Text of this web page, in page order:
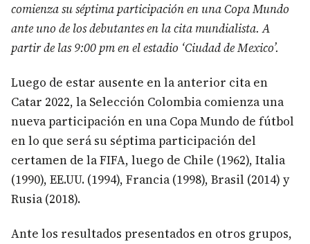
comienza su séptima participación en una Copa Mundo
ante uno de los debutantes en la cita mundialista. A
partir de las 9:00 pm en el estadio ‘Ciudad de Mexico’.
Luego de estar ausente en la anterior cita en
Catar 2022, la Selección Colombia comienza una
nueva participación en una Copa Mundo de fútbol
en lo que será su séptima participación del
certamen de la FIFA, luego de Chile (1962), Italia
(1990), EE.UU. (1994), Francia (1998), Brasil (2014) y
Rusia (2018).
Ante los resultados presentados en otros grupos,